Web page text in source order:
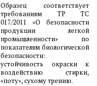
Образец соответствует
требованиям ТР ТС
017/2011 «О безопасности
продукции легкой
промышленности» по
показателям биологической
безопасности:
устойчивость окраски к
воздействию стирки,
«поту», сухому трению.